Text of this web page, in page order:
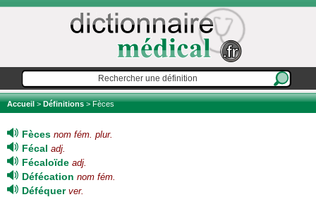
Accueil>Définitions> Fèces
Fèces nom fém. plur.
Fécal adj.
Fécaloïde adj.
Défécation nom fém.
Déféquer ver.